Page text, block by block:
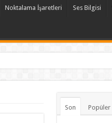
Noktalama İşaretleri Ses Bilgisi
Son Popüler